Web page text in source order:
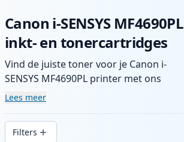
Canon i-SENSYS MF4690PL
inkt- en tonercartridges
Vind de juiste toner voor je Canon i-
SENSYS MF4690PL printer met ons
assortiment compatibele en high-yield
printkwaliteit en snelle levering vanuit
lokale voorraad in .
Lees meer
Filters